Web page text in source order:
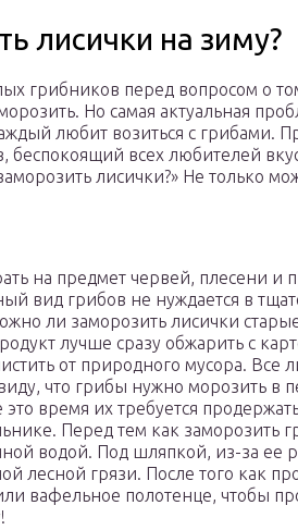
лисички на зиму?
грибников перед вопросом о
Но самая актуальная
любит возиться с грибами.
беспокоящий всех любителей
лисички?» Не только
на предмет червей, плесени и
вид грибов не нуждается в
ли заморозить лисички
лучше сразу обжарить с
от природного мусора. Все
что грибы нужно морозить в
это время их требуется
Перед тем как заморозить
водой. Под шляпкой, из-за ее
лесной грязи. После того как
вафельное полотенце, чтобы